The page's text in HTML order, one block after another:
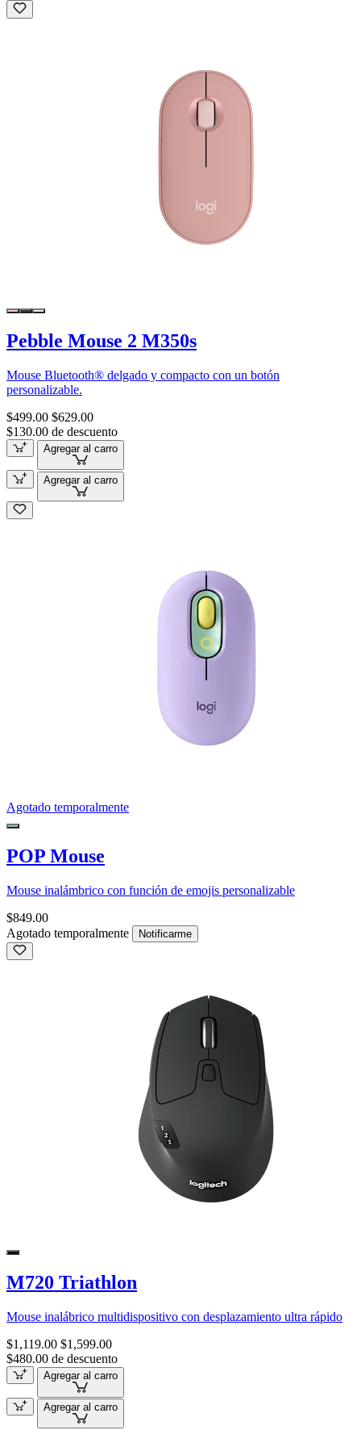
Pebble Mouse 2 M350s
Mouse Bluetooth® delgado y compacto con un botón
personalizable.
$499.00 $629.00
$130.00 de descuento
Agregar al carro
Agregar al carro
Agotado temporalmente
POP Mouse
Mouse inalámbrico con función de emojis personalizable
$849.00
Agotado temporalmente
Notificarme
M720 Triathlon
Mouse inalábrico multidispositivo con desplazamiento ultra rápido
$1,119.00 $1,599.00
$480.00 de descuento
Agregar al carro
Agregar al carro